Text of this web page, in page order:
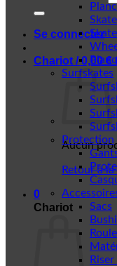
Se connecter
Chariot /0,00€
Aucun
Retour à
0
Chariot
Surfskates
Protection
Sacs